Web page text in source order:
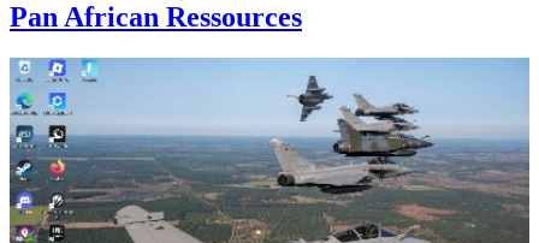
Pan African Ressources